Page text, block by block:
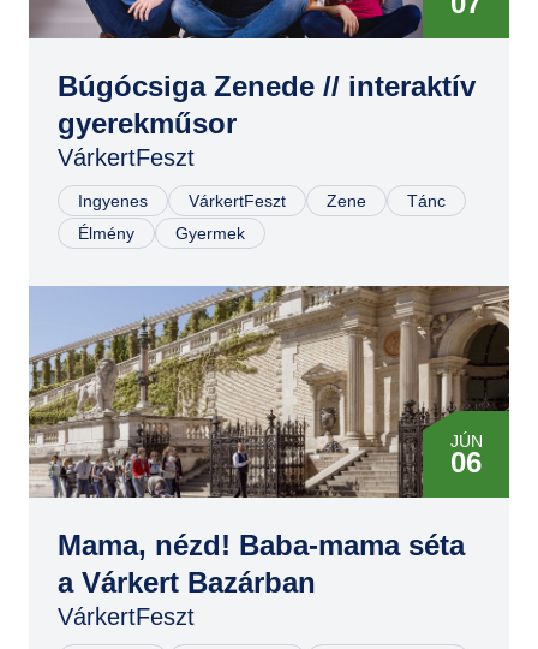
Búgócsiga Zenede // interaktív
gyerekműsor
VárkertFeszt
Ingyenes VárkertFeszt Zene
Tánc
Élmény
Gyermek
JÚN
06
07
Mama, nézd! Baba-mama séta
a Várkert Bazárban
VárkertFeszt